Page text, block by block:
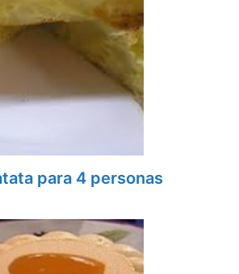
para 4 personas